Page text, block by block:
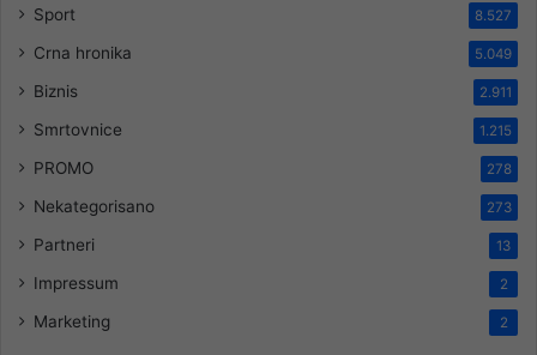
Sport 8.527
Crna hronika 5.049
Biznis 2.911
Smrtovnice 1.215
PROMO 278
Nekategorisano 273
Partneri 13
Impressum 2
Marketing 2